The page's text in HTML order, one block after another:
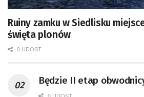
Ruiny zamku w Siedlisku
święta plonów
0 UDOST.
Będzie II etap